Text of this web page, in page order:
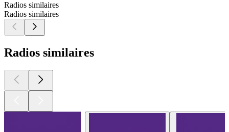
Radios similaires
Radios similaires
Radios similaires